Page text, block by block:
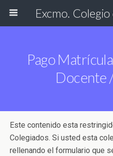
Pago
Docente
Este contenido esta
Colegiados. Si usted esta
rellenando el formulario que